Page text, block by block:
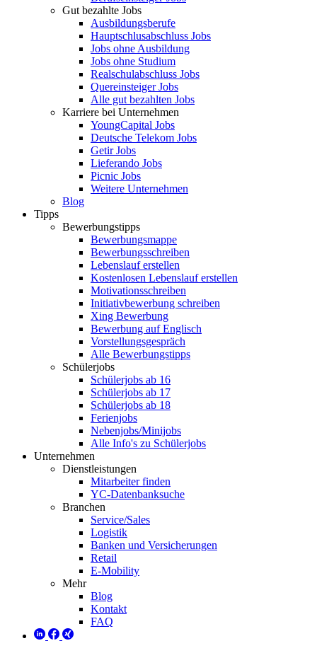
Gut bezahlte Jobs
Ausbildungsberufe
Hauptschlusabschluss Jobs
Jobs ohne Ausbildung
Jobs ohne Studium
Realschulabschluss Jobs
Quereinsteiger Jobs
Alle gut bezahlten Jobs
Karriere bei Unternehmen
YoungCapital Jobs
Deutsche Telekom Jobs
Getir Jobs
Lieferando Jobs
Picnic Jobs
Weitere Unternehmen
Blog
Tipps
Bewerbungstipps
Bewerbungsmappe
Bewerbungsschreiben
Lebenslauf erstellen
Kostenlosen Lebenslauf erstellen
Motivationsschreiben
Initiativbewerbung schreiben
Xing Bewerbung
Bewerbung auf Englisch
Vorstellungsgespräch
Alle Bewerbungstipps
Schülerjobs
Schülerjobs ab 16
Schülerjobs ab 17
Schülerjobs ab 18
Ferienjobs
Nebenjobs/Minijobs
Alle Info's zu Schülerjobs
Unternehmen
Dienstleistungen
Mitarbeiter finden
YC-Datenbanksuche
Branchen
Service/Sales
Logistik
Banken und Versicherungen
Retail
E-Mobility
Mehr
Blog
Kontakt
FAQ